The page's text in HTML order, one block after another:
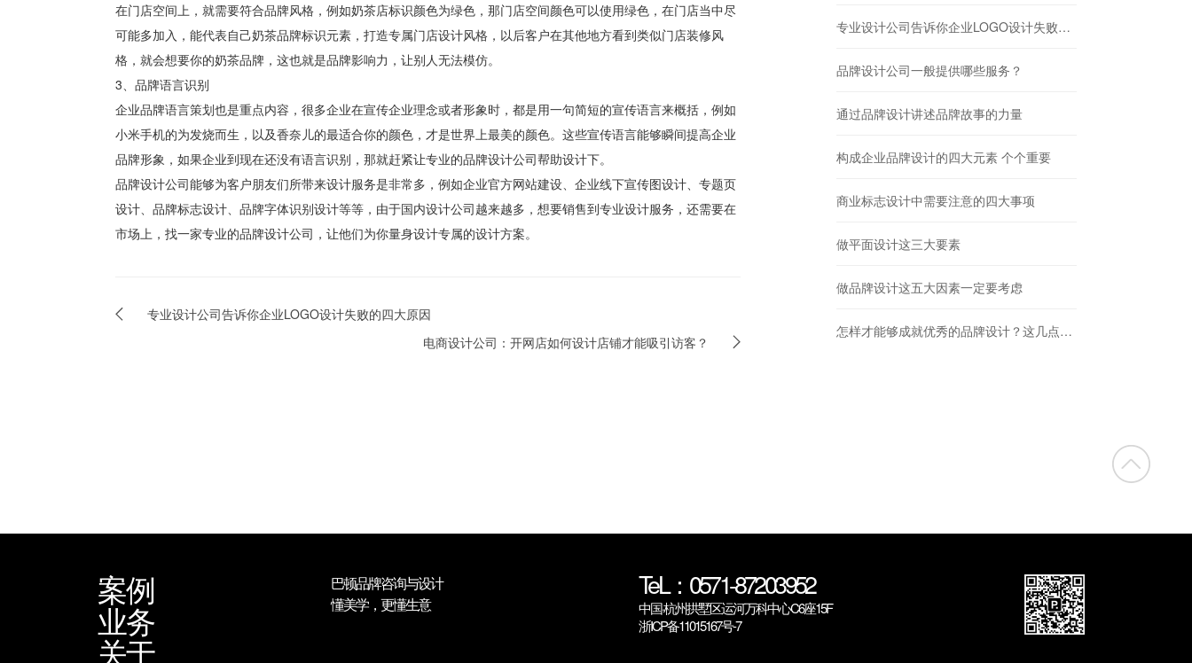
在门店空间上，就需要符合品牌风格，例如奶茶店标识颜色为绿色，那门店空间颜色可以使用绿色，在门店当中尽
可能多加入，能代表自己奶茶品牌标识元素，打造专属门店设计风格，以后客户在其他地方看到类似门店装修风
格，就会想要你的奶茶品牌，这也就是品牌影响力，让别人无法模仿。
3、品牌语言识别
企业品牌语言策划也是重点内容，很多企业在宣传企业理念或者形象时，都是用一句简短的宣传语言来概括，例如
小米手机的为发烧而生，以及香奈儿的最适合你的颜色，才是世界上最美的颜色。这些宣传语言能够瞬间提高企业
品牌形象，如果企业到现在还没有语言识别，那就赶紧让专业的品牌设计公司帮助设计下。
品牌设计公司能够为客户朋友们所带来设计服务是非常多，例如企业官方网站建设、企业线下宣传图设计、专题页
设计、品牌标志设计、品牌字体识别设计等等，由于国内设计公司越来越多，想要销售到专业设计服务，还需要在
市场上，找一家专业的品牌设计公司，让他们为你量身设计专属的设计方案。
专业设计公司告诉你企业LOGO设计失败的四大原因
电商设计公司：开网店如何设计店铺才能吸引访客？
专业设计公司告诉你企业LOGO设计失败的四大原因
品牌设计公司一般提供哪些服务？
通过品牌设计讲述品牌故事的力量
构成企业品牌设计的四大元素 个个重要
商业标志设计中需要注意的四大事项
做平面设计这三大要素
做品牌设计这五大因素一定要考虑
怎样才能够成就优秀的品牌设计？这几点很重要！
案例
业务
关于
巴顿品牌咨询与设计
懂美学，更懂生意
TeL：0571-87203952
中国·杭州拱墅区运河万科中心C6座15F
浙ICP备11015167号-7